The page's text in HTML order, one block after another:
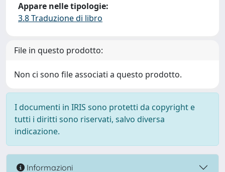
Appare nelle tipologie:
3.8 Traduzione di libro
File in questo prodotto:
Non ci sono file associati a questo prodotto.
I documenti in IRIS sono protetti da copyright e
tutti i diritti sono riservati, salvo diversa
indicazione.
Informazioni